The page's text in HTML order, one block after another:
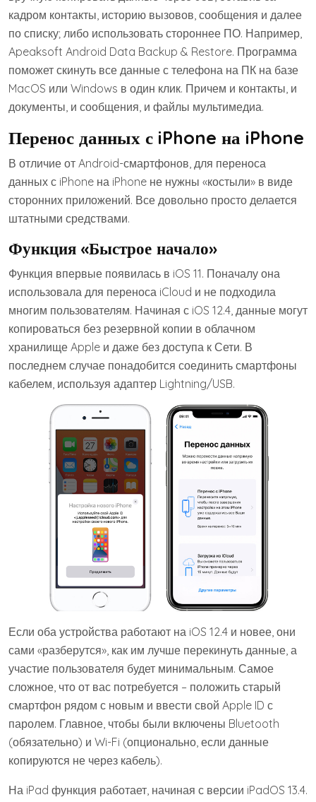
кадром контакты, историю вызовов, сообщения и далее
по списку; либо использовать стороннее ПО. Например,
Apeaksoft Android Data Backup & Restore. Программа
поможет скинуть все данные с телефона на ПК на базе
MacOS или Windows в один клик. Причем и контакты, и
документы, и сообщения, и файлы мультимедиа.
Перенос данных с iPhone на iPhone
В отличие от Android-смартфонов, для переноса
данных с iPhone на iPhone не нужны «костыли» в виде
сторонних приложений. Все довольно просто делается
штатными средствами.
Функция «Быстрое начало»
Функция впервые появилась в iOS 11. Поначалу она
использовала для переноса iCloud и не подходила
многим пользователям. Начиная с iOS 12.4, данные могут
копироваться без резервной копии в облачном
хранилище Apple и даже без доступа к Сети. В
последнем случае понадобится соединить смартфоны
кабелем, используя адаптер Lightning/USB.
Если оба устройства работают на iOS 12.4 и новее, они
сами «разберутся», как им лучше перекинуть данные, а
участие пользователя будет минимальным. Самое
сложное, что от вас потребуется – положить старый
смартфон рядом с новым и ввести свой Apple ID с
паролем. Главное, чтобы были включены Bluetooth
(обязательно) и Wi-Fi (опционально, если данные
копируются не через кабель).
На iPad функция работает, начиная с версии iPadOS 13.4.